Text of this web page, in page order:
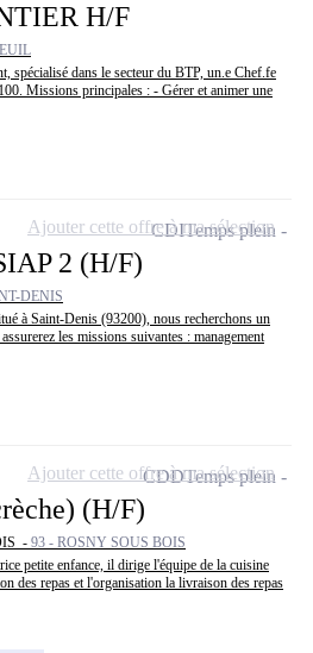
H/F
spécialisé dans le secteur du BTP, un.e Chef.fe
Missions principales : - Gérer et animer une
2 (H/F)
DENIS
à Saint-Denis (93200), nous recherchons un
les missions suivantes : management
CDITemps plein
Ajouter cette offre à ma sélection
(H/F)
- 93 - ROSNY SOUS BOIS
petite enfance, il dirige l'équipe de la cuisine
des repas et l'organisation la livraison des repas
CDDTemps plein
Ajouter cette offre à ma sélection